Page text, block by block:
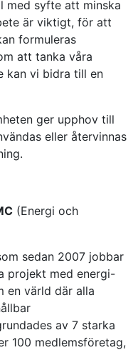
med syfte att minska
är viktigt, för att
formuleras
att tanka våra
kan vi bidra till en
ger upphov till
eller återvinnas
(Energi och
sedan 2007 jobbar
projekt med energi-
en värld där alla
av 7 starka
100 medlemsföretag,